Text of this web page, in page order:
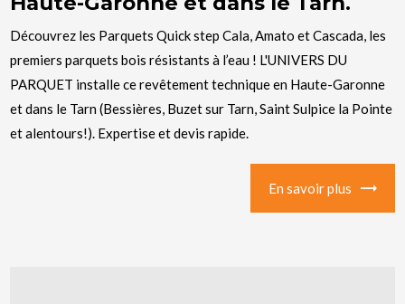
Découvrez les Parquets Quick step Cala, Amato et Cascada, les
premiers parquets bois résistants à l’eau ! L'UNIVERS DU
PARQUET installe ce revêtement technique en Haute-Garonne
et dans le Tarn (Bessières, Buzet sur Tarn, Saint Sulpice la Pointe
et alentours!). Expertise et devis rapide.
En savoir plus